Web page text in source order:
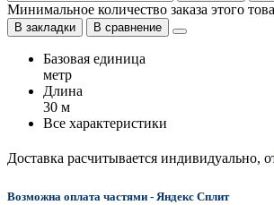
Минимальное количество заказа этого
В закладки В сравнение
Базовая единица
метр
Длина
30 м
Все характеристики
Доставка расчитывается индивидуально,
Возможна оплата частями - Яндекс Сплит